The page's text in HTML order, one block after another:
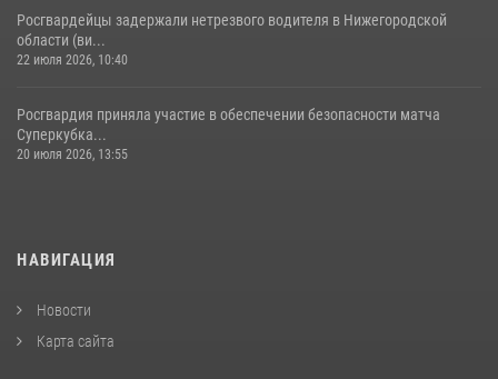
Росгвардейцы задержали нетрезвого водителя в Нижегородской
области (ви...
22 июля 2026, 10:40
Росгвардия приняла участие в обеспечении безопасности матча
Суперкубка...
20 июля 2026, 13:55
НАВИГАЦИЯ
Новости
Карта сайта